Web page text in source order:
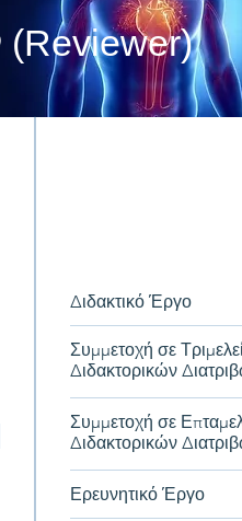
(Reviewer)
Διδακτικό Έργο
Συμμετοχή σε
Διδακτορικών
Συμμετοχή σε
Διδακτορικών
Ερευνητικό Έργο